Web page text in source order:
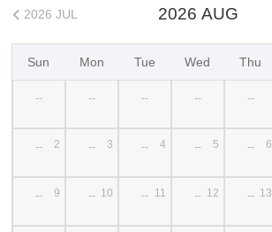
2026 AUG
 2026 JUL
Sun Mon Tue Wed Thu
-- -- -- -- --
-- 2 -- 3 -- 4 -- 5 -- 6
-- 9 -- 10 -- 11 -- 12 -- 13